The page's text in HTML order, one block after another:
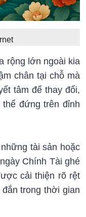
rộng lớn ngoài kia
chân tại chỗ mà
tâm để thay đổi,
đứng trên đỉnh
tài sản hoặc
Chính Tài ghé
cải thiện rõ rệt
trong thời gian